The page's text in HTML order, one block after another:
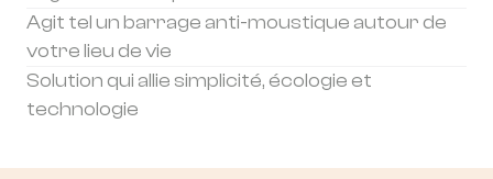
Agit tel un barrage anti-moustique autour de
votre lieu de vie
Solution qui allie simplicité, écologie et
technologie